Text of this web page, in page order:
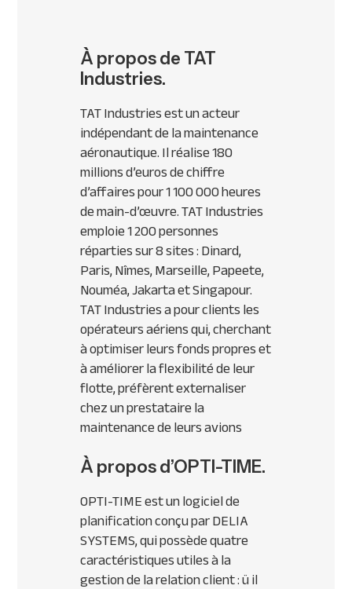
À propos de TAT
Industries.
TAT Industries est un acteur
indépendant de la maintenance
aéronautique. Il réalise 180
millions d’euros de chiffre
d’affaires pour 1 100 000 heures
de main-d’œuvre. TAT Industries
emploie 1 200 personnes
réparties sur 8 sites : Dinard,
Paris, Nîmes, Marseille, Papeete,
Nouméa, Jakarta et Singapour.
TAT Industries a pour clients les
opérateurs aériens qui, cherchant
à optimiser leurs fonds propres et
à améliorer la flexibilité de leur
flotte, préfèrent externaliser
chez un prestataire la
maintenance de leurs avions
À propos d’OPTI-TIME.
OPTI-TIME est un logiciel de
planification conçu par DELIA
SYSTEMS, qui possède quatre
caractéristiques utiles à la
gestion de la relation client : ü il